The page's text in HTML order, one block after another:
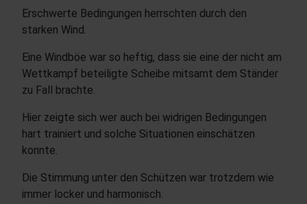
Erschwerte Bedingungen herrschten durch den
starken Wind.
Eine Windböe war so heftig, dass sie eine der nicht am
Wettkampf beteiligte Scheibe mitsamt dem Ständer
zu Fall brachte.
Hier zeigte sich wer auch bei widrigen Bedingungen
hart trainiert und solche Situationen einschätzen
konnte.
Die Stimmung unter den Schützen war trotzdem wie
immer locker und harmonisch.